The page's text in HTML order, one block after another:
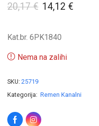
20,17€ 14,12 €
Kat.br. 6PK1840
Nema na zalihi
SKU: 25719
Kategorija: Remen Kanalni